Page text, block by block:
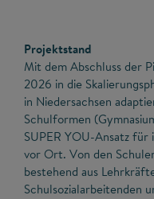
Projektstand
Mit dem Abschluss der
2026 in die
in Niedersachsen
Schulformen
SUPER YOU-Ansatz
vor Ort. Von den
bestehend aus
Schulsozialarbeitenden